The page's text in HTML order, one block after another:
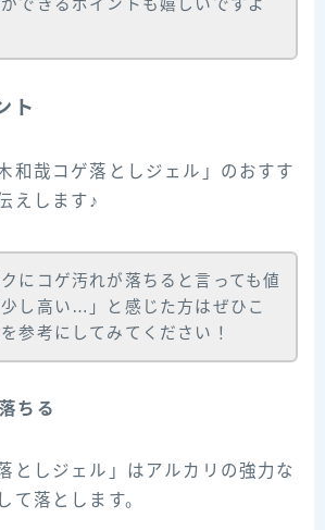
できるポイントも嬉しいですよ
ト
和哉コゲ落としジェル」のおすす
えします♪
クにコゲ汚れが落ちると言っても値
し高い…」と感じた方はぜひこ
参考にしてみてください！
ちる
としジェル」はアルカリの強力な
て落とします。